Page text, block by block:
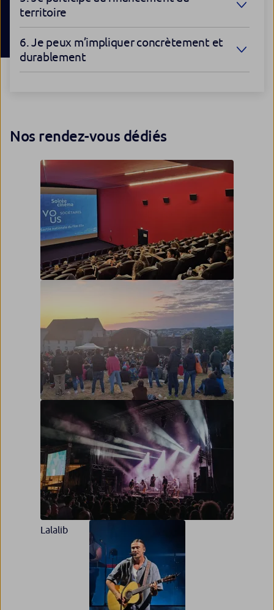
territoire
6. Je peux m’impliquer concrètement et
durablement
Nos rendez-vous dédiés
Soirée les Serge (Gainsbourg point barre) à
la Citadelle de Besançon
Lalalib